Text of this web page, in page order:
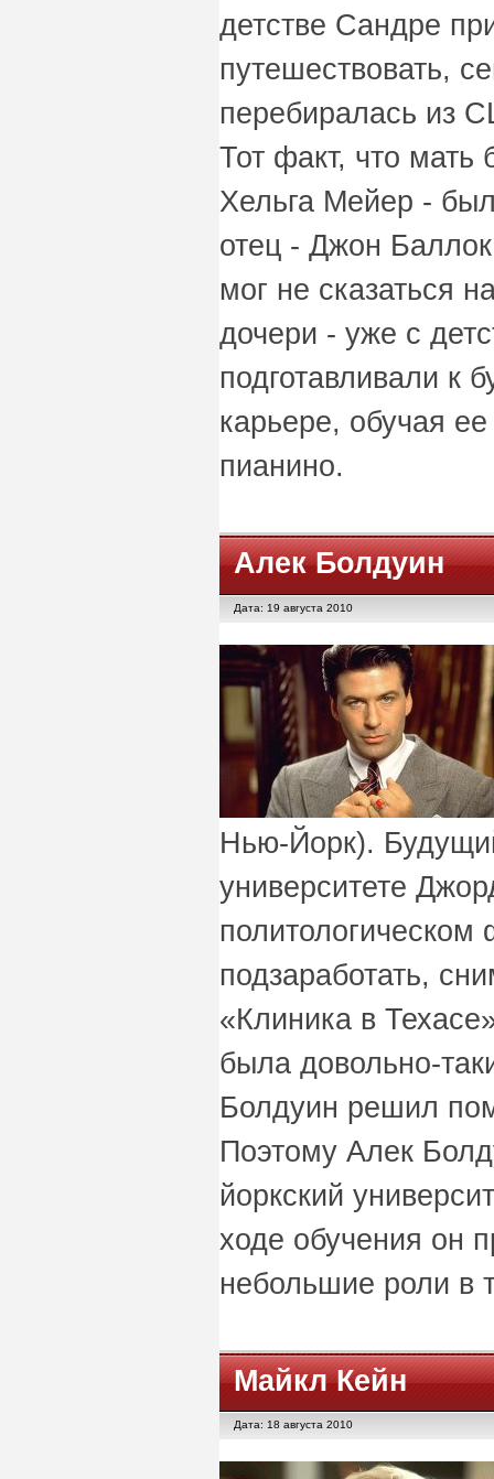
детстве Сандре
путешествовать,
перебиралась из
Тот факт, что мать
Хельга Мейер -
отец - Джон
мог не сказаться
дочери - уже с
подготавливали к
карьере, обучая
пианино.
Алек Болдуин
Дата: 19 августа 2010
Нью-Йорк).
университете
политологическом
подзаработать,
«Клиника в
была довольно-
Болдуин решил
Поэтому Алек
йоркский
ходе обучения он
небольшие роли в
Майкл Кейн
Дата: 18 августа 2010